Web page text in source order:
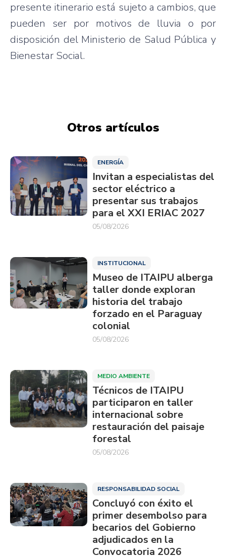
presente itinerario está sujeto a cambios, que
pueden ser por motivos de lluvia o por
disposición del Ministerio de Salud Pública y
Bienestar Social.
Otros artículos
ENERGÍA
Invitan a especialistas del
sector eléctrico a
presentar sus trabajos
para el XXI ERIAC 2027
05/08/2026
INSTITUCIONAL
Museo de ITAIPU alberga
taller donde exploran
historia del trabajo
forzado en el Paraguay
colonial
05/08/2026
MEDIO AMBIENTE
Técnicos de ITAIPU
participaron en taller
internacional sobre
restauración del paisaje
forestal
05/08/2026
RESPONSABILIDAD SOCIAL
Concluyó con éxito el
primer desembolso para
becarios del Gobierno
adjudicados en la
Convocatoria 2026